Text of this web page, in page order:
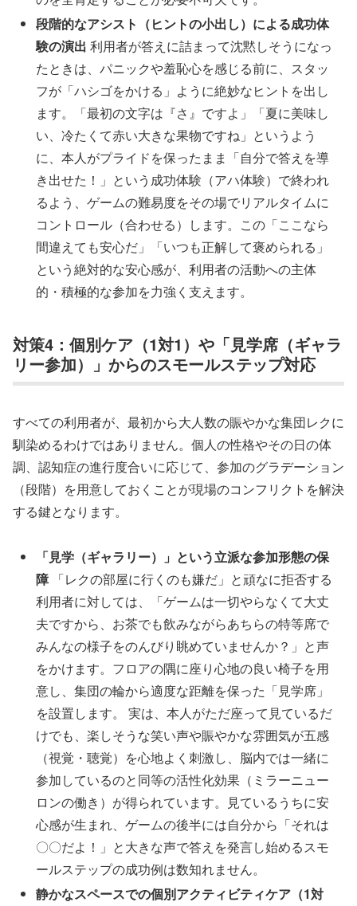
段階的なアシスト（ヒントの小出し）による成功体
験の演出 利用者が答えに詰まって沈黙しそうになっ
たときは、パニックや羞恥心を感じる前に、スタッ
フが「ハシゴをかける」ように絶妙なヒントを出し
ます。「最初の文字は『さ』ですよ」「夏に美味し
い、冷たくて赤い大きな果物ですね」というよう
に、本人がプライドを保ったまま「自分で答えを導
き出せた！」という成功体験（アハ体験）で終われ
るよう、ゲームの難易度をその場でリアルタイムに
コントロール（合わせる）します。この「ここなら
間違えても安心だ」「いつも正解して褒められる」
という絶対的な安心感が、利用者の活動への主体
的・積極的な参加を力強く支えます。
対策4：個別ケア（1対1）や「見学席（ギャラ
リー参加）」からのスモールステップ対応
すべての利用者が、最初から大人数の賑やかな集団レクに
馴染めるわけではありません。個人の性格やその日の体
調、認知症の進行度合いに応じて、参加のグラデーション
（段階）を用意しておくことが現場のコンフリクトを解決
する鍵となります。
「見学（ギャラリー）」という立派な参加形態の保
障 「レクの部屋に行くのも嫌だ」と頑なに拒否する
利用者に対しては、「ゲームは一切やらなくて大丈
夫ですから、お茶でも飲みながらあちらの特等席で
みんなの様子をのんびり眺めていませんか？」と声
をかけます。フロアの隅に座り心地の良い椅子を用
意し、集団の輪から適度な距離を保った「見学席」
を設置します。 実は、本人がただ座って見ているだ
けでも、楽しそうな笑い声や賑やかな雰囲気が五感
（視覚・聴覚）を心地よく刺激し、脳内では一緒に
参加しているのと同等の活性化効果（ミラーニュー
ロンの働き）が得られています。見ているうちに安
心感が生まれ、ゲームの後半には自分から「それは
〇〇だよ！」と大きな声で答えを発言し始めるスモ
ールステップの成功例は数知れません。
静かなスペースでの個別アクティビティケア（1対